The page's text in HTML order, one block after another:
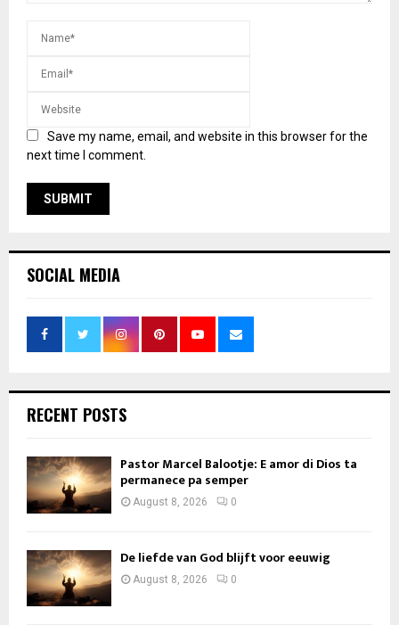
Save my name, email, and website in this browser for the
next time I comment.
SOCIAL MEDIA
RECENT POSTS
Pastor Marcel Balootje: E amor di Dios ta
permanece pa semper
August 8, 2026 0
De liefde van God blijft voor eeuwig
August 8, 2026 0